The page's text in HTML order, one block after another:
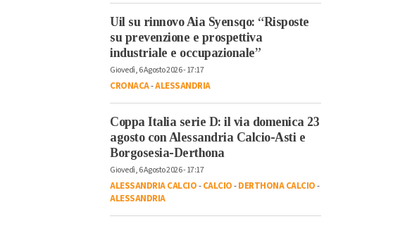
Uil su rinnovo Aia Syensqo: “Risposte
su prevenzione e prospettiva
industriale e occupazionale”
Giovedì, 6 Agosto 2026 - 17:17
CRONACA-ALESSANDRIA
Coppa Italia serie D: il via domenica 23
agosto con Alessandria Calcio-Asti e
Borgosesia-Derthona
Giovedì, 6 Agosto 2026 - 17:17
ALESSANDRIA CALCIO-CALCIO-DERTHONA CALCIO-
ALESSANDRIA